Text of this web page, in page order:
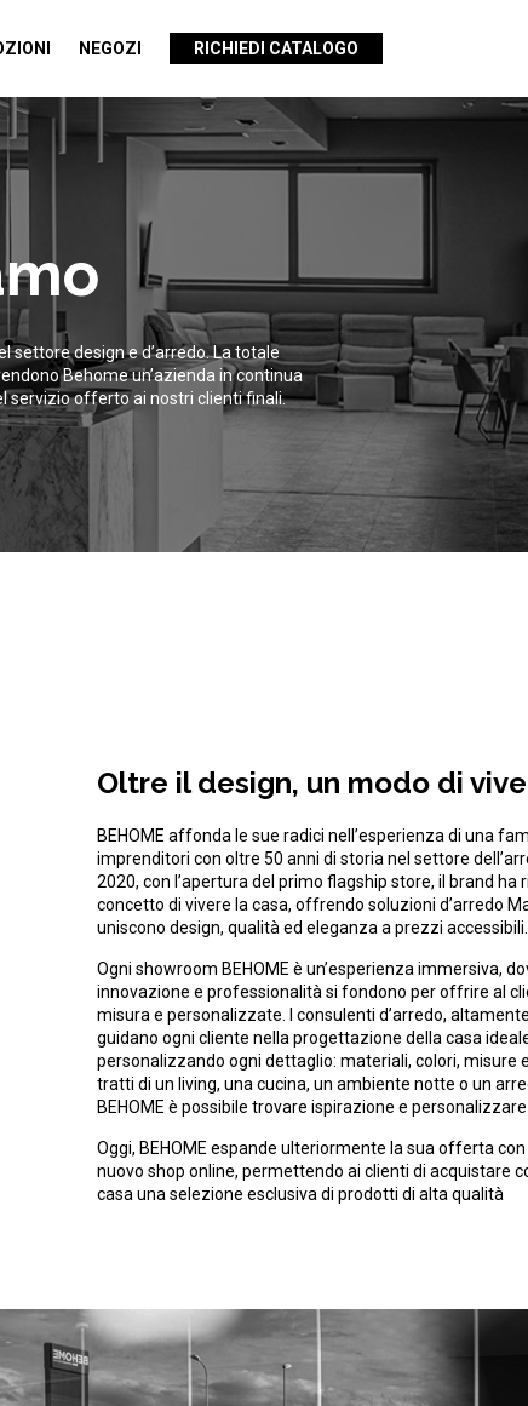
NEGOZI RICHIEDI CATALOGO
settore design e d’arredo. La totale
Behome un’azienda in continua
servizio offerto ai nostri clienti finali.
Oltre il design, un modo di
BEHOME affonda le sue radici nell’esperienza di una
imprenditori con oltre 50 anni di storia nel settore
2020, con l’apertura del primo flagship store, il brand ha
concetto di vivere la casa, offrendo soluzioni d’arredo
uniscono design, qualità ed eleganza a prezzi accessibili.
Ogni showroom BEHOME è un’esperienza immersiva,
innovazione e professionalità si fondono per offrire al
misura e personalizzate. I consulenti d’arredo,
guidano ogni cliente nella progettazione della casa
personalizzando ogni dettaglio: materiali, colori, misure
tratti di un living, una cucina, un ambiente notte o un
BEHOME è possibile trovare ispirazione e
Oggi, BEHOME espande ulteriormente la sua offerta con
nuovo shop online, permettendo ai clienti di acquistare
casa una selezione esclusiva di prodotti di alta qualità